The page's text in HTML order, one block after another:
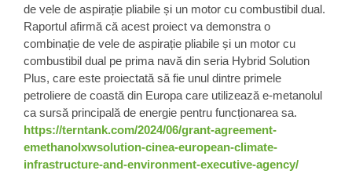
de vele de aspirație pliabile și un motor cu combustibil dual.
Raportul afirmă că acest proiect va demonstra o
combinație de vele de aspirație pliabile și un motor cu
combustibil dual pe prima navă din seria Hybrid Solution
Plus, care este proiectată să fie unul dintre primele
petroliere de coastă din Europa care utilizează e-metanolul
ca sursă principală de energie pentru funcționarea sa.
https://terntank.com/2024/06/grant-agreement-
emethanolxwsolution-cinea-european-climate-
infrastructure-and-environment-executive-agency/